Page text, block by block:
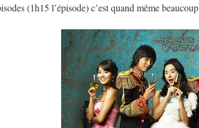
(1h15 l’épisode) c’est quand même beaucoup